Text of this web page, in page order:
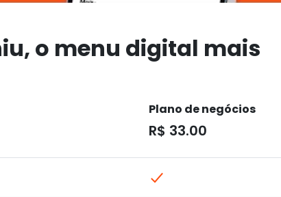
o menu digital mais
Plano de negócios
R$ 33.00